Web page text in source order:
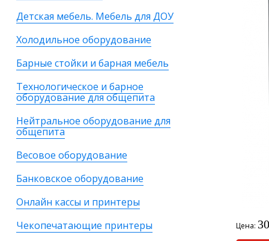
Детская мебель. Мебель для ДОУ
Холодильное оборудование
Барные стойки и барная мебель
Технологическое и барное
оборудование для общепита
Нейтральное оборудование для
общепита
Весовое оборудование
Банковское оборудование
Онлайн кассы и принтеры
Чекопечатающие принтеры
Цена: